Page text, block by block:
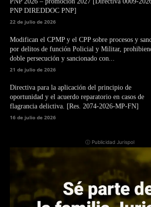
PNP DIREDDOC PNP]
22 de julio de 2026
Modifican el CPMP y el CPP sobre procesos y
por delitos de función Policial y Militar,
doble persecución y sancionado con...
21 de julio de 2026
Directiva para la aplicación del principio de
oportunidad y el acuerdo reparatorio en casos de
flagrancia delictiva. [Res. 2074-2026-MP-FN]
16 de julio de 2026
ⓘ Publicidad Jurispol